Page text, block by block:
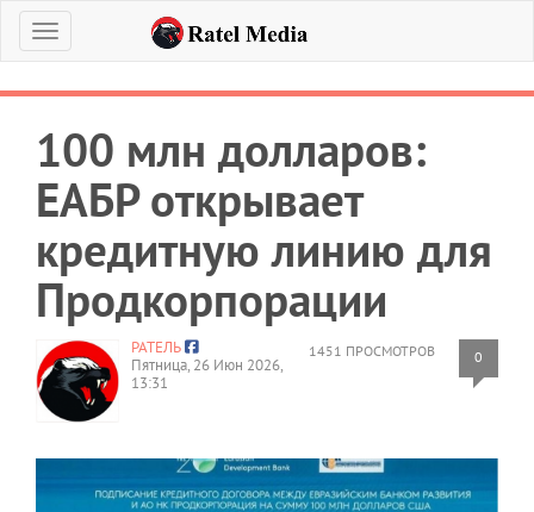
Меню
100 млн долларов:
ЕАБР открывает
кредитную линию для
Продкорпорации
1451 ПРОСМОТРОВ 0
РАТЕЛЬ
Пятница, 26 Июн 2026,
13:31